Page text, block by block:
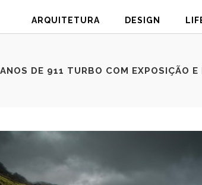
ARQUITETURA DESIGN
DE 911 TURBO COM EXPOSIÇÃO